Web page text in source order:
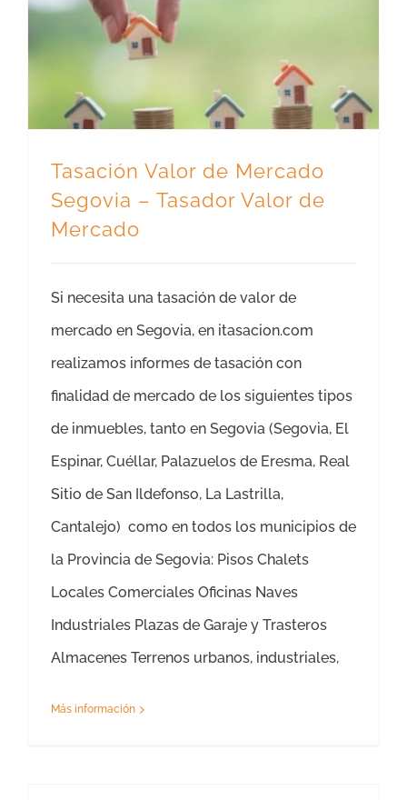
Tasación Valor de Mercado
Segovia – Tasador Valor de
Mercado
Si necesita una tasación de valor de
mercado en Segovia, en itasacion.com
realizamos informes de tasación con
finalidad de mercado de los siguientes tipos
de inmuebles, tanto en Segovia (Segovia, El
Espinar, Cuéllar, Palazuelos de Eresma, Real
Sitio de San Ildefonso, La Lastrilla,
Cantalejo) como en todos los municipios de
la Provincia de Segovia: Pisos Chalets
Locales Comerciales Oficinas Naves
Industriales Plazas de Garaje y Trasteros
Almacenes Terrenos urbanos, industriales,
Más información